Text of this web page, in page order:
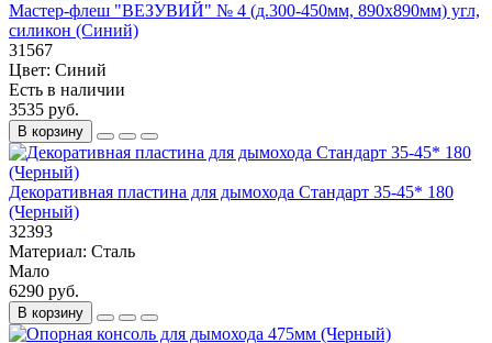
Мастер-флеш "ВЕЗУВИЙ" № 4 (д.300-450мм, 890х890мм) угл,
силикон (Синий)
31567
Цвет: Синий
Есть в наличии
3535 руб.
В корзину
Декоративная пластина для дымохода Стандарт 35-45* 180
(Черный)
32393
Материал: Сталь
Мало
6290 руб.
В корзину